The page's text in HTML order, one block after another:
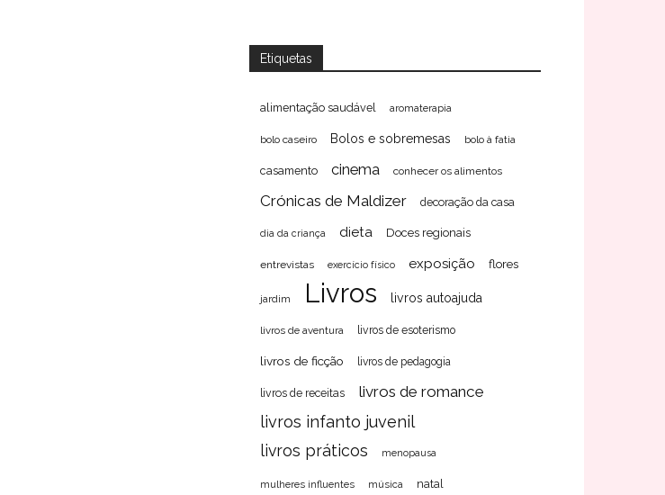
Etiquetas
alimentação saudável aromaterapia
bolo caseiro Bolos e sobremesas bolo à fatia
casamento cinema conhecer os alimentos
Crónicas de Maldizer decoração da casa
dia da criança dieta Doces regionais
entrevistas exercício físico exposição flores
jardim Livros livros autoajuda
livros de aventura livros de esoterismo
livros de ficção livros de pedagogia
livros de receitas livros de romance
livros infanto juvenil
livros práticos
menopausa
mulheres influentes música natal